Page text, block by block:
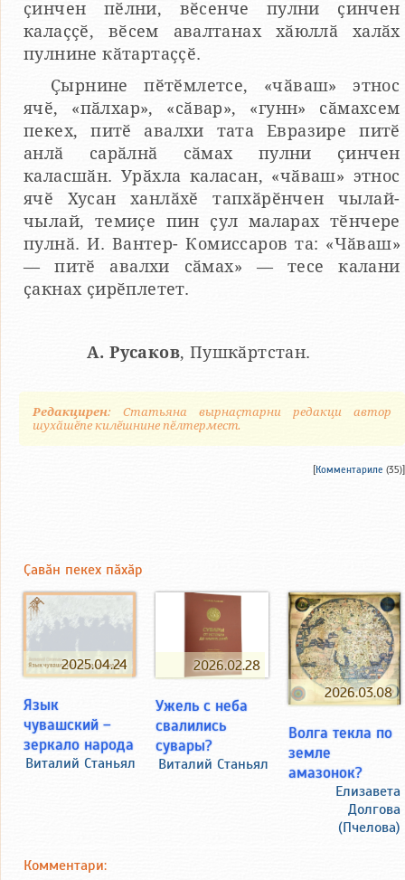
ҫинчен пӗлни, вӗсенче пулни ҫинчен
калаҫҫӗ, вӗсем авалтанах хӑюллӑ халӑх
пулнине кӑтартаҫҫӗ.
Ҫырнине пӗтӗмлетсе, «чӑваш» этнос
ячӗ, «пӑлхар», «сӑвар», «гунн» сӑмахсем
пекех, питӗ авалхи тата Евразире питӗ
анлӑ сарӑлнӑ сӑмах пулни ҫинчен
каласшӑн. Урӑхла каласан, «чӑваш» этнос
ячӗ Хусан ханлӑхӗ тапхӑрӗнчен чылай-
чылай, темиҫе пин ҫул маларах тӗнчере
пулнӑ. И. Вантер- Комиссаров та: «Чӑваш»
— питӗ авалхи сӑмах» — тесе калани
ҫакнах ҫирӗплетет.
А. Русаков, Пушкӑртстан.
Редакцирен: Статьяна вырнаҫтарни редакци автор
шухӑшӗпе килӗшнине пӗлтермест.
[Комментариле (35)]
Ҫавӑн пекех пӑхӑр
2025.04.24
Язык
чувашский –
зеркало народа
Виталий Станьял
2026.02.28
Ужель с неба
свалились
сувары?
Виталий Станьял
2026.03.08
Волга текла по
земле
амазонок?
Елизавета
Долгова
(Пчелова)
Комментари: